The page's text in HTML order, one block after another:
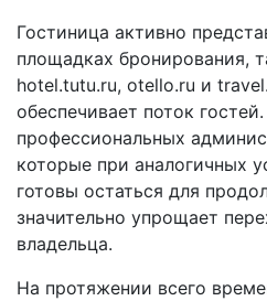
Гостиница активно
площадках бронирования,
hotel.tutu.ru, otello.ru и
обеспечивает поток
профессиональных
которые при аналогичных
готовы остаться для
значительно упрощает
владельца.
На протяжении всего